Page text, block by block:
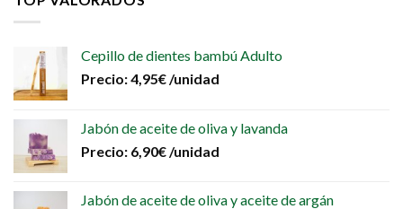
Cepillo de dientes bambú Adulto
Precio:4,95€ /unidad
Jabón de aceite de oliva y lavanda
Precio: 6,90€ /unidad
Jabón de aceite de oliva y aceite de argán